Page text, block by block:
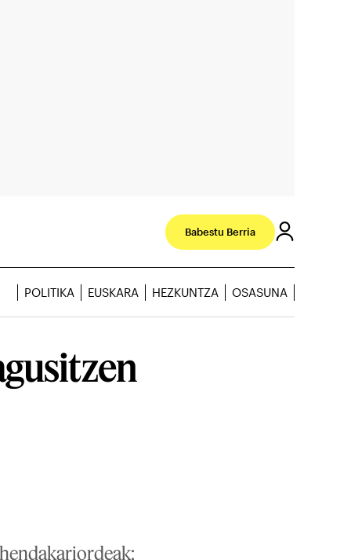
Babestu Berria
POLITIKA EUSKARA HEZKUNTZA OSASUNA